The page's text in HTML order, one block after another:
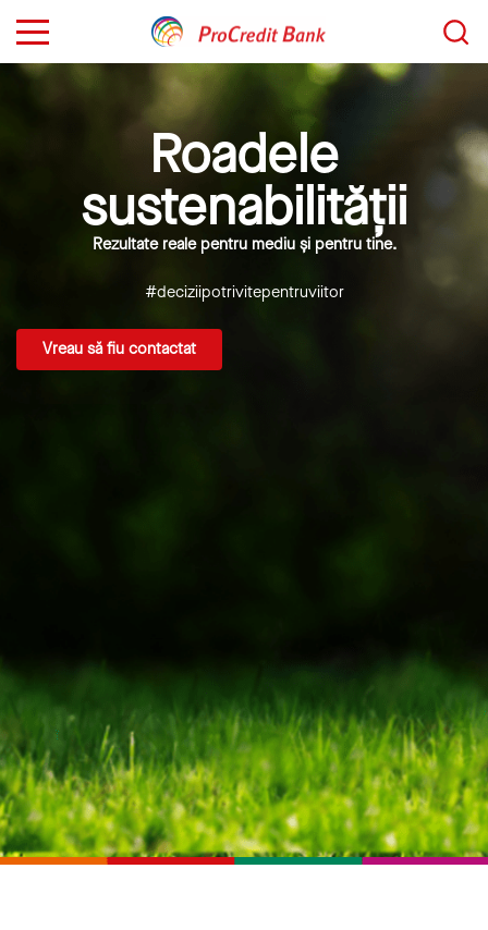
Roadele
sustenabilității
Rezultate reale pentru mediu și pentru tine.
#deciziipotrivitepentruviitor
Vreau să fiu contactat